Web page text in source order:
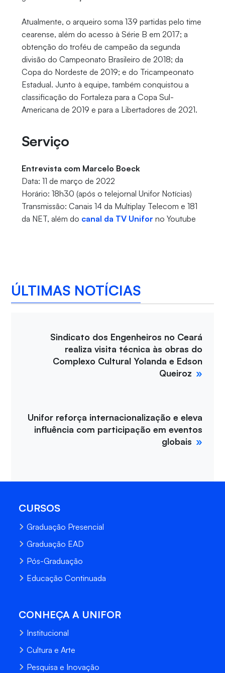
Atualmente, o arqueiro soma 139 partidas pelo time
cearense, além do acesso à Série B em 2017; a
obtenção do troféu de campeão da segunda
divisão do Campeonato Brasileiro de 2018; da
Copa do Nordeste de 2019; e do Tricampeonato
Estadual. Junto à equipe, também conquistou a
classificação do Fortaleza para a Copa Sul-
Americana de 2019 e para a Libertadores de 2021.
Serviço
Entrevista com Marcelo Boeck
Data: 11 de março de 2022
Horário: 18h30 (após o telejornal Unifor Notícias)
Transmissão: Canais 14 da Multiplay Telecom e 181
da NET, além do canal da TV Unifor no Youtube
ÚLTIMAS NOTÍCIAS
Sindicato dos Engenheiros no Ceará
realiza visita técnica às obras do
Complexo Cultural Yolanda e Edson
Queiroz
Unifor reforça internacionalização e eleva
influência com participação em eventos
globais
CURSOS
Graduação Presencial
Graduação EAD
Pós-Graduação
Educação Continuada
CONHEÇA A UNIFOR
Institucional
Cultura e Arte
Pesquisa e Inovação